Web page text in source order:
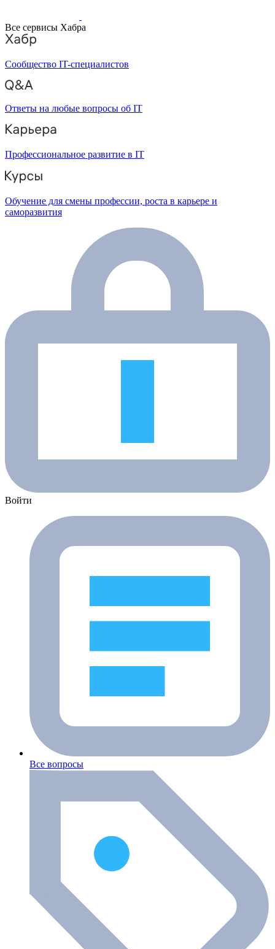
Все сервисы Хабра
Сообщество IT-специалистов
Ответы на любые вопросы об IT
Профессиональное развитие в IT
Обучение для смены профессии, роста в карьере и
саморазвития
Войти
Все вопросы